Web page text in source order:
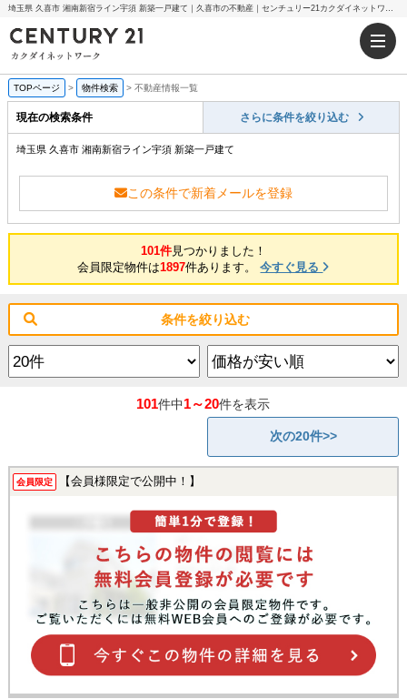
埼玉県 久喜市 湘南新宿ライン宇須 新築一戸建て｜久喜市の不動産｜センチュリー21カクダイネットワーク
TOPページ > 物件検索 > 不動産情報一覧
現在の検索条件 さらに条件を絞り込む
埼玉県 久喜市 湘南新宿ライン宇須 新築一戸建て
この条件で新着メールを登録
101件見つかりました！
会員限定物件は1897件あります。今すぐ見る
条件を絞り込む
101件中1～20件を表示
次の20件>>
会員限定 【会員様限定で公開中！】